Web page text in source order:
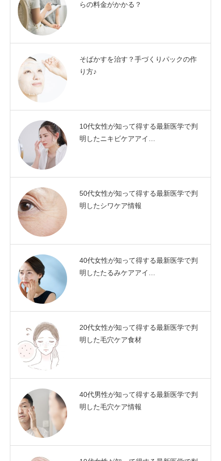
らの料金がかかる？
そばかすを治す？手づくりパックの作
り方♪
10代女性が知って得する最新医学で判
明したニキビケアアイ…
50代女性が知って得する最新医学で判
明したシワケア情報
40代女性が知って得する最新医学で判
明したたるみケアアイ…
20代女性が知って得する最新医学で判
明した毛穴ケア食材
40代男性が知って得する最新医学で判
明した毛穴ケア情報